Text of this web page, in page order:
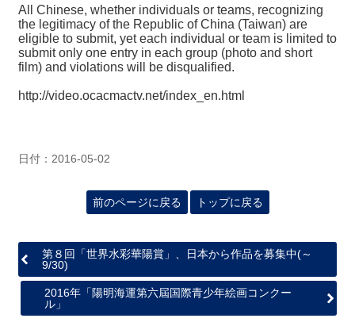
情
報
と
申
込
事
の
本
連
All Chinese, whether individuals or teams, recognizing
the legitimacy of the Republic of China (Taiwan) are
eligible to submit, yet each individual or team is limited to
submit only one entry in each group (photo and short
film) and violations will be disqualified.
http://video.ocacmactv.net/index_en.html
日付：2016-05-02
前のページに戻る トップに戻る
第８回「世界水彩華陽賞」、日本から作品を募集中(～
9/30)
2016年「陽明海運第六屆国際青少年絵画コンクー
ル」